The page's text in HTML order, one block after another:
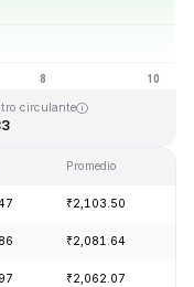
circulante
Promedio
₹2,103.50
₹2,081.64
₹2,062.07